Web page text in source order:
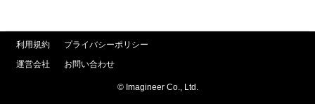
利用規約
プライバシーポリシー
運営会社
お問い合わせ
© Imagineer Co., Ltd.